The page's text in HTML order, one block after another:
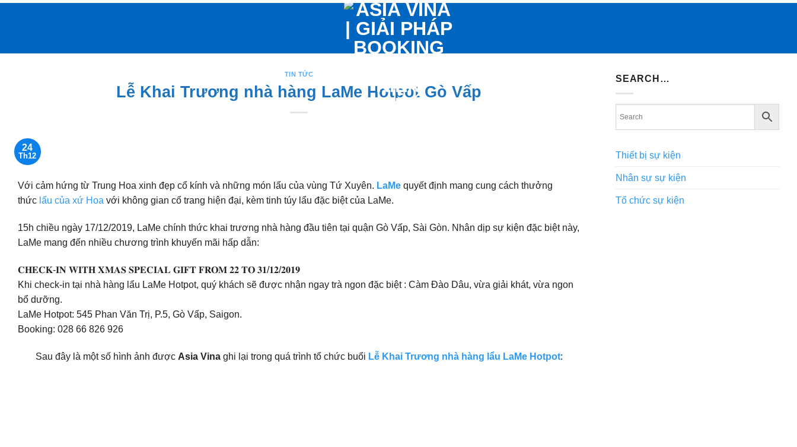
Bỏ
dung
TIN TỨC
Lễ Khai Trương nhà hàng LaMe Hotpot Gò Vấp
24
Th12
Với cảm hứng từ Trung Hoa xinh đẹp cổ kính và những món lẩu của vùng Tứ Xuyên. LaMe quyết định mang cung cách thưởng
thức lẩu của xứ Hoa với không gian cổ trang hiện đại, kèm tinh túy lẩu đặc biệt của LaMe.
15h chiều ngày 17/12/2019, LaMe chính thức khai trương nhà hàng đầu tiên tại quận Gò Vấp, Sài Gòn. Nhân dịp sự kiện đặc biệt này,
LaMe mang đến nhiều chương trình khuyến mãi hấp dẫn:
𝐂𝐇𝐄𝐂𝐊-𝐈𝐍 𝐖𝐈𝐓𝐇 𝐗𝐌𝐀𝐒 𝐒𝐏𝐄𝐂𝐈𝐀𝐋 𝐆𝐈𝐅𝐓 𝐅𝐑𝐎𝐌 𝟐𝟐 𝐓𝐎 𝟑𝟏/𝟏𝟐/𝟐𝟎𝟏𝟗
Khi check-in tại nhà hàng lẩu LaMe Hotpot, quý khách sẽ được nhận ngay trà ngon đặc biệt : Càm Đào Dâu, vừa giải khát, vừa ngon
bổ dưỡng.
LaMe Hotpot: 545 Phan Văn Trị, P.5, Gò Vấp, Saigon.
Booking: 028 66 826 926
Sau đây là một số hình ảnh được Asia Vinaghi lại trong quá trình tổ chức buổi Lễ Khai Trương nhà hàng lẩu LaMe Hotpot:
SEARCH…
Thiết bị sự kiện
Nhân sự sự kiện
Tổ chức sự kiện